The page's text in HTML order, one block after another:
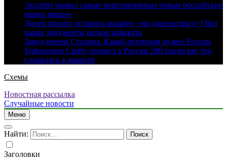
Эксперт назвал самые перспективные новые российские
марки машин
Дилер просит оставить машину «на диагностику»? Вот
какие документы нельзя забывать
Завод имени Сталина. Какой автопром нужен России
Volkswagen Caddy прошел в России 280 тысяч км: что
сломалось в машине
Схемы
Новостная рассылка
Случайные новости
Меню
Найти:
Заголовки